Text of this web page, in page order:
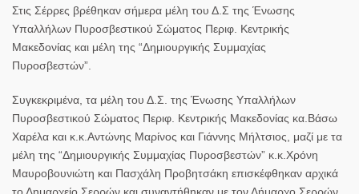
Στις Σέρρες βρέθηκαν σήμερα μέλη του Δ.Σ της Ένωσης
Υπαλλήλων Πυροσβεστικού Σώματος Περιφ. Κεντρικής
Μακεδονίας και μέλη της “Δημιουργικής Συμμαχίας
Πυροσβεστών”.
Συγκεκριμένα, τα μέλη του Δ.Σ. της Ένωσης Υπαλλήλων
Πυροσβεστικού Σώματος Περιφ. Κεντρικής Μακεδονίας κα.Βάσω
Χαρέλα και κ.κ.Αντώνης Μαρίνος και Γιάννης Μήλτσιος, μαζί με τα
μέλη της “Δημιουργικής Συμμαχίας Πυροσβεστών” κ.κ.Χρόνη
Μαυροβουνιώτη και Πασχάλη Προβητσάκη επισκέφθηκαν αρχικά